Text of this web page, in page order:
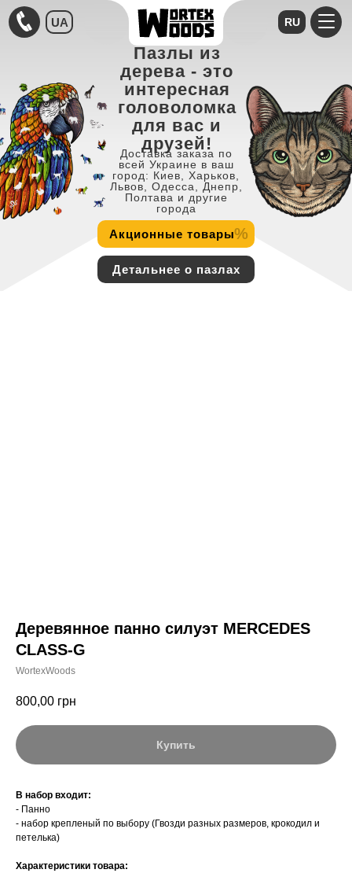
Акционные товары%
Пазлы из
дерева - это
интересная
головоломка
для вас и
друзей!
Доставка заказа по
всей Украине в ваш
город: Киев, Харьков,
Львов, Одесса, Днепр,
Полтава и другие
города
Детальнее о пазлах
UA RU
Деревянное панно силуэт MERCEDES
CLASS-G
WortexWoods
800,00 грн
Купить
В набор входит:
- Панно
- набор крепленый по выбору (Гвозди разных размеров, крокодил и
петелька)
Характеристики товара: